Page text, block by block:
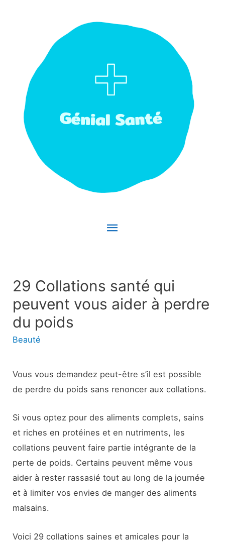
Menu
29 Collations santé qui
peuvent vous aider à perdre
du poids
Beauté
Vous vous demandez peut-être s’il est possible
de perdre du poids sans renoncer aux collations.
Si vous optez pour des aliments complets, sains
et riches en protéines et en nutriments, les
collations peuvent faire partie intégrante de la
perte de poids. Certains peuvent même vous
aider à rester rassasié tout au long de la journée
et à limiter vos envies de manger des aliments
malsains.
Voici 29 collations saines et amicales pour la